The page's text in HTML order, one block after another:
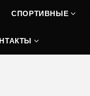
СПОРТИВНЫЕ